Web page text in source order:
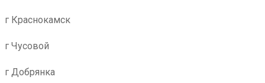
г Краснокамск
г Чусовой
г Добрянка